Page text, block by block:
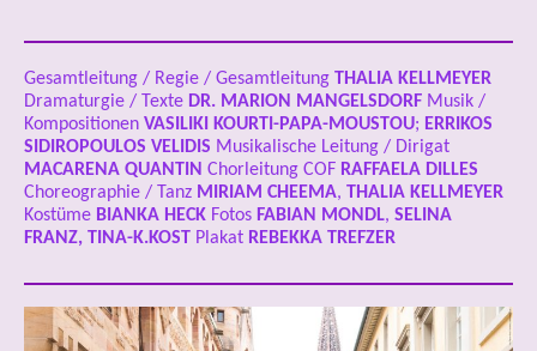
Gesamtleitung / Regie / Gesamtleitung THALIA KELLMEYER
Dramaturgie / Texte DR. MARION MANGELSDORF Musik /
Kompositionen VASILIKI KOURTI-PAPA-MOUSTOU; ERRIKOS
SIDIROPOULOS VELIDIS Musikalische Leitung / Dirigat
MACARENA QUANTIN Chorleitung COF RAFFAELA DILLES
Choreographie / Tanz MIRIAM CHEEMA, THALIA KELLMEYER
Kostüme BIANKA HECK Fotos FABIAN MONDL, SELINA
FRANZ, TINA-K.KOST Plakat REBEKKA TREFZER